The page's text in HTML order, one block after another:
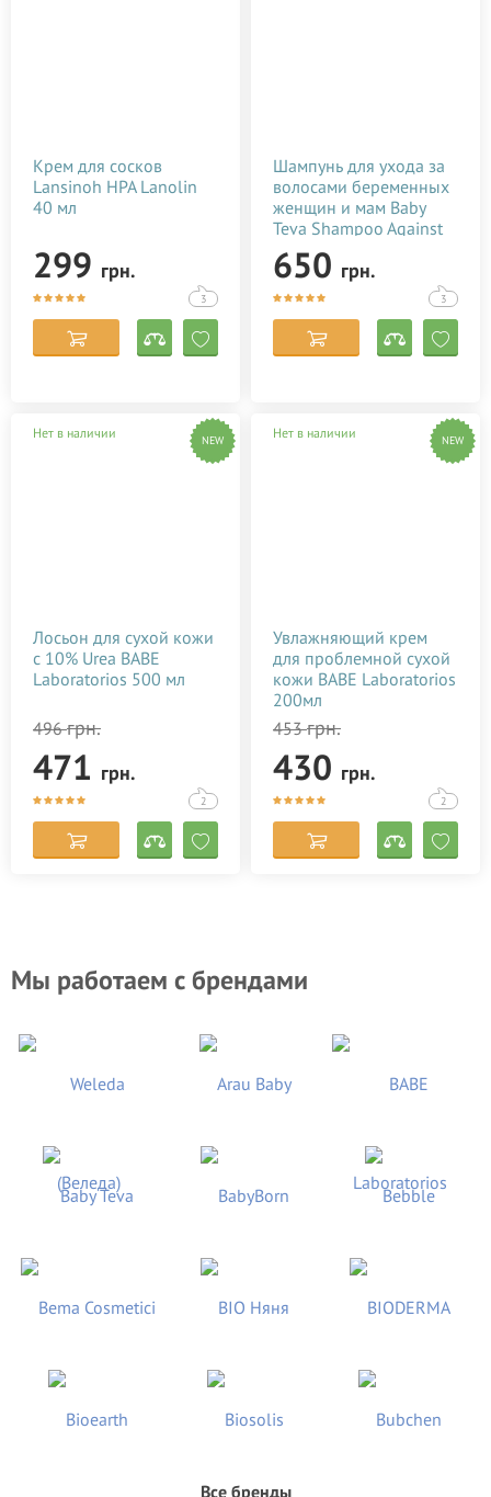
Крем для сосков
Lansinoh HPA Lanolin
40 мл
299 грн.
3
Шампунь для ухода за
волосами беременных
женщин и мам Baby
Teva Shampoo Against
Hair Loss 250 мл
650 грн.
3
Нет в наличии NEW
Лосьон для сухой кожи
с 10% Urea BABE
Laboratorios 500 мл
496грн.
471 грн.
2
Нет в наличии NEW
Увлажняющий крем
для проблемной сухой
кожи BABE Laboratorios
200мл
453грн.
430 грн.
2
Мы работаем с брендами
Все бренды